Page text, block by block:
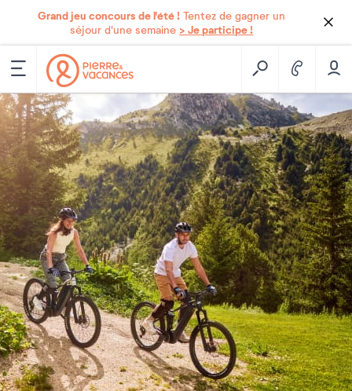
Grand jeu concours de l'été ! Tentez de gagner un
séjour d'une semaine > Je participe !